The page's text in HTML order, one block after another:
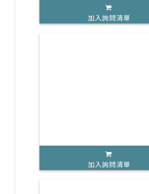
加入詢問清單
加入詢問清單